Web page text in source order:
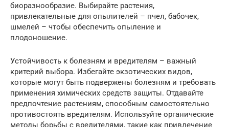
биоразнообразие. Выбирайте растения,
привлекательные для опылителей – пчел, бабочек,
шмелей – чтобы обеспечить опыление и
плодоношение.
Устойчивость к болезням и вредителям – важный
критерий выбора. Избегайте экзотических видов,
которые могут быть подвержены болезням и требовать
применения химических средств защиты. Отдавайте
предпочтение растениям, способным самостоятельно
противостоять вредителям. Используйте органические
методы борьбы с вредителями, такие как привлечение